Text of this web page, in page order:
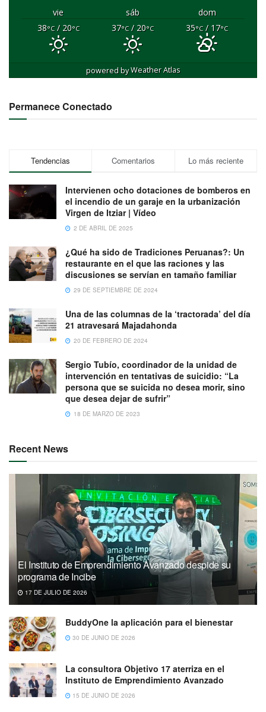
vie sáb
dom
38°C/ 20°C 37°C/ 20°C 35°C/ 17°C
powered byWeather Atlas
Permanece Conectado
Tendencias Comentarios Lo más reciente
Intervienen ocho dotaciones de bomberos en
el incendio de un garaje en la urbanización
Virgen de Itziar | Vídeo
2 DE ABRIL DE 2025
¿Qué ha sido de Tradiciones Peruanas?: Un
restaurante en el que las raciones y las
discusiones se servían en tamaño familiar
29 DE SEPTIEMBRE DE 2024
Una de las columnas de la ‘tractorada’ del día
21 atravesará Majadahonda
20 DE FEBRERO DE 2024
Sergio Tubío, coordinador de la unidad de
intervención en tentativas de suicidio: “La
persona que se suicida no desea morir, sino
que desea dejar de sufrir”
18 DE MARZO DE 2023
Recent News
El Instituto de Emprendimiento Avanzado despide su
programa de Incibe
17 DE JULIO DE 2026
BuddyOne la aplicación para el bienestar
30 DE JUNIO DE 2026
La consultora Objetivo 17 aterriza en el
Instituto de Emprendimiento Avanzado
15 DE JUNIO DE 2026